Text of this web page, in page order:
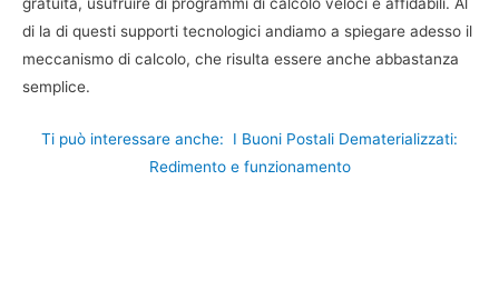
di la di questi supporti tecnologici andiamo a spiegare adesso il
meccanismo di calcolo, che risulta essere anche abbastanza
semplice.
Ti può interessare anche:
I Buoni Postali Dematerializzati:
Redimento e funzionamento